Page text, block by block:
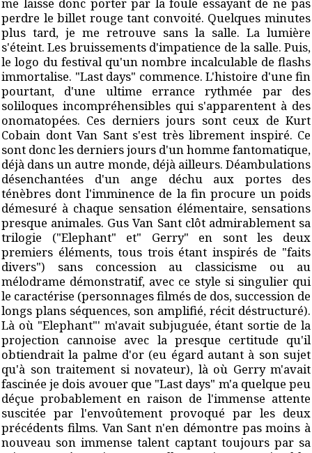
perdre le billet rouge tant convoité. Quelques minutes
plus tard, je me retrouve sans la salle. La lumière
s'éteint. Les bruissements d'impatience de la salle. Puis,
le logo du festival qu'un nombre incalculable de flashs
immortalise. "Last days" commence. L'histoire d'une fin
pourtant, d'une ultime errance rythmée par des
soliloques incompréhensibles qui s'apparentent à des
onomatopées. Ces derniers jours sont ceux de Kurt
Cobain dont Van Sant s'est très librement inspiré. Ce
sont donc les derniers jours d'un homme fantomatique,
déjà dans un autre monde, déjà ailleurs. Déambulations
désenchantées d'un ange déchu aux portes des
ténèbres dont l'imminence de la fin procure un poids
démesuré à chaque sensation élémentaire, sensations
presque animales. Gus Van Sant clôt admirablement sa
trilogie ("Elephant" et" Gerry" en sont les deux
premiers éléments, tous trois étant inspirés de "faits
divers") sans concession au classicisme ou au
mélodrame démonstratif, avec ce style si singulier qui
le caractérise (personnages filmés de dos, succession de
longs plans séquences, son amplifié, récit déstructuré).
Là où "Elephant"' m'avait subjuguée, étant sortie de la
projection cannoise avec la presque certitude qu'il
obtiendrait la palme d'or (eu égard autant à son sujet
qu'à son traitement si novateur), là où Gerry m'avait
fascinée je dois avouer que "Last days" m'a quelque peu
déçue probablement en raison de l'immense attente
suscitée par l'envoûtement provoqué par les deux
précédents films. Van Sant n'en démontre pas moins à
nouveau son immense talent captant toujours par sa